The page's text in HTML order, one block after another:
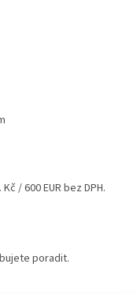
/ 600 EUR bez DPH.
poradit.